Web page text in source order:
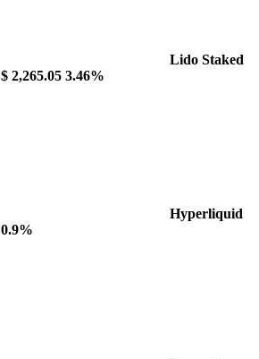
Lido Staked
$ 2,265.05 3.46%
Hyperliquid
0.9%